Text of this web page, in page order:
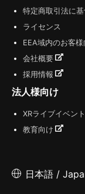
特定商取引法に
ライセンス
EEA域内のお客
会社概要
採用情報
法人様向け
XRライブイベン
教育向け